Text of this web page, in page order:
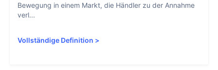
Bewegung in einem Markt, die Händler zu der Annahme
verl...
Vollständige Definition >